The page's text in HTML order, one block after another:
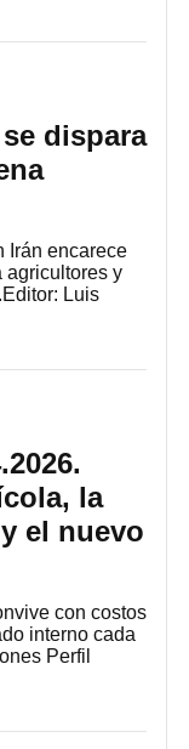
dispara
Irán encarece
agricultores y
Luis
la
el nuevo
con costos
interno cada
Perfil